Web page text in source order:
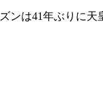
ンは41年ぶりに天